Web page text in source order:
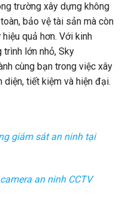
trường xây dựng không
bảo vệ tài sản mà còn
quả hơn. Với kinh
trình lớn nhỏ, Sky
cùng bạn trong việc xây
tiết kiệm và hiện đại.
giám sát an ninh tại
an ninh CCTV